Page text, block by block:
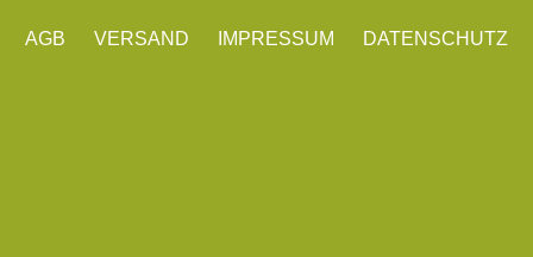
AGB VERSAND IMPRESSUM DATENSCHUTZ